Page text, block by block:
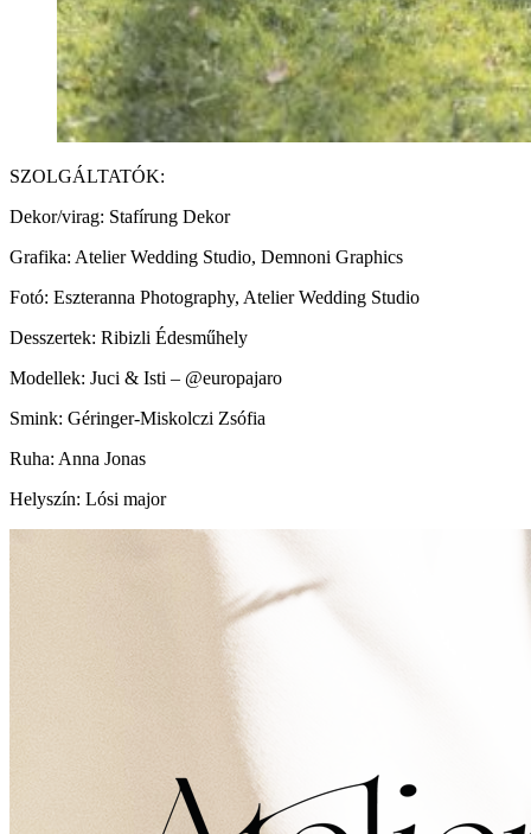
SZOLGÁLTATÓK:
Dekor/virag: Stafírung Dekor
Grafika: Atelier Wedding Studio, Demnoni Graphics
Fotó: Eszteranna Photography, Atelier Wedding Studio
Desszertek: Ribizli Édesműhely
Modellek: Juci & Isti – @europajaro
Smink: Géringer-Miskolczi Zsófia
Ruha: Anna Jonas
Helyszín: Lósi major